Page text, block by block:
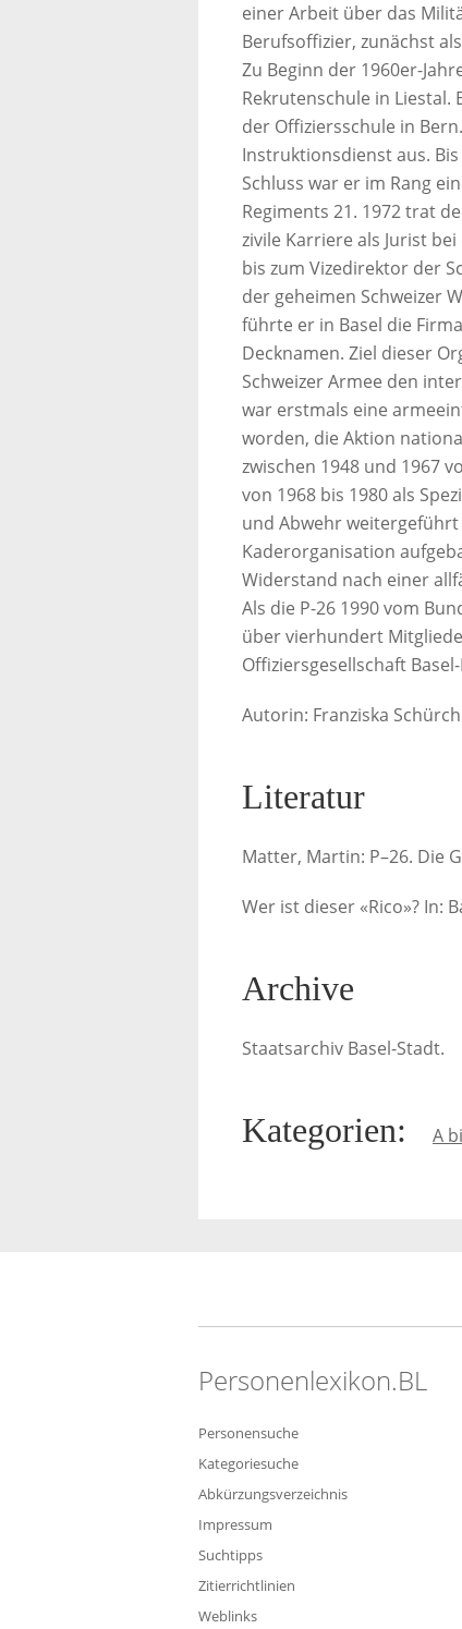
einer Arbeit über das
Berufsoffizier, zunächst
Zu Beginn der 1960er-
Rekrutenschule in Liestal.
der Offiziersschule in
Instruktionsdienst aus.
Schluss war er im Rang
Regiments 21. 1972 trat
zivile Karriere als Jurist
bis zum Vizedirektor der
der geheimen Schweizer
führte er in Basel die
Decknamen. Ziel dieser
Schweizer Armee den
war erstmals eine
worden, die Aktion
zwischen 1948 und 1967
von 1968 bis 1980 als
und Abwehr
Kaderorganisation
Widerstand nach einer
Als die P-26 1990 vom
über vierhundert
Offiziersgesellschaft
Autorin: Franziska Schürch
Literatur
Matter, Martin: P–26. Die
Wer ist dieser «Rico»? In:
Archive
Staatsarchiv Basel-Stadt.
Kategorien: A
Personenlexikon.BL
Personensuche
Kategoriesuche
Abkürzungsverzeichnis
Impressum
Suchtipps
Zitierrichtlinien
Weblinks